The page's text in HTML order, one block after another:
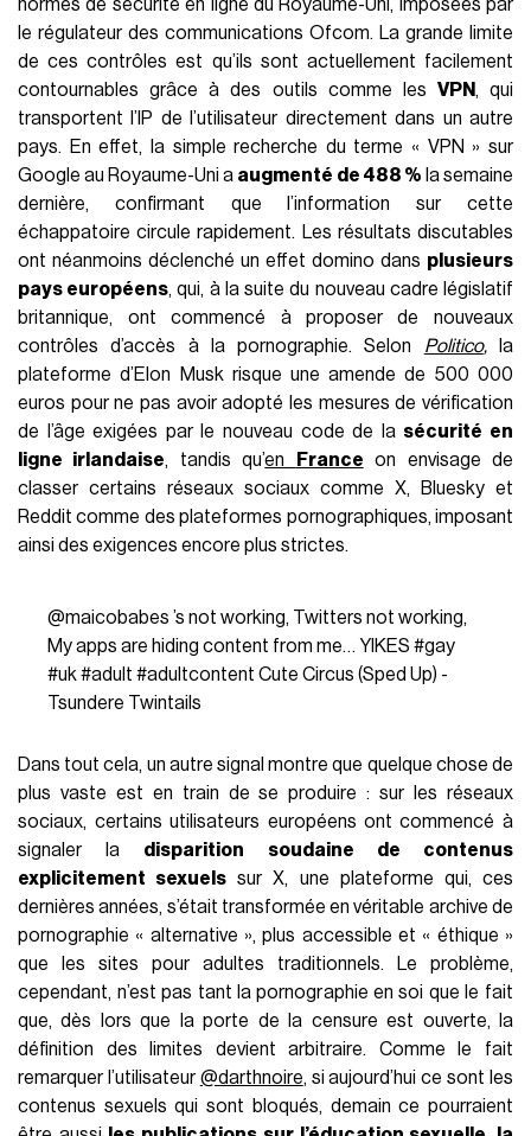
normes de sécurité en ligne du Royaume-Uni, imposées par
le régulateur des communications Ofcom. La grande limite
de ces contrôles est qu’ils sont actuellement facilement
contournables grâce à des outils comme les VPN , qui
transportent l’IP de l’utilisateur directement dans un autre
pays. En effet, la simple recherche du terme « VPN » sur
Google au Royaume-Uni a augmenté de 488 % la semaine
dernière, confirmant que l’information sur cette
échappatoire circule rapidement. Les résultats discutables
ont néanmoins déclenché un effet domino dans plusieurs
pays européens, qui, à la suite du nouveau cadre législatif
britannique, ont commencé à proposer de nouveaux
contrôles d’accès à la pornographie. Selon Politico,la
plateforme d’Elon Musk risque une amende de 500 000
euros pour ne pas avoir adopté les mesures de vérification
de l’âge exigées par le nouveau code de la sécurité en
ligne irlandaise, tandis qu’en France on envisage de
classer certains réseaux sociaux comme X, Bluesky et
Reddit comme des plateformes pornographiques, imposant
ainsi des exigences encore plus strictes.
@maicobabes ’s not working, Twitters not working,
My apps are hiding content from me… YIKES #gay
#uk #adult #adultcontent Cute Circus (Sped Up) -
Tsundere Twintails
Dans tout cela, un autre signal montre que quelque chose de
plus vaste est en train de se produire : sur les réseaux
sociaux, certains utilisateurs européens ont commencé à
signaler la disparition soudaine de contenus
explicitement sexuels sur X, une plateforme qui, ces
dernières années, s’était transformée en véritable archive de
pornographie « alternative », plus accessible et « éthique »
que les sites pour adultes traditionnels. Le problème,
cependant, n’est pas tant la pornographie en soi que le fait
que, dès lors que la porte de la censure est ouverte, la
définition des limites devient arbitraire. Comme le fait
remarquer l’utilisateur@darthnoire, si aujourd’hui ce sont les
contenus sexuels qui sont bloqués, demain ce pourraient